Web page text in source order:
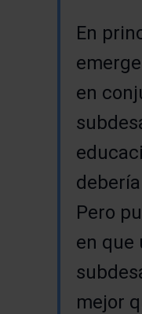
En
en
Pero
en que
mejor